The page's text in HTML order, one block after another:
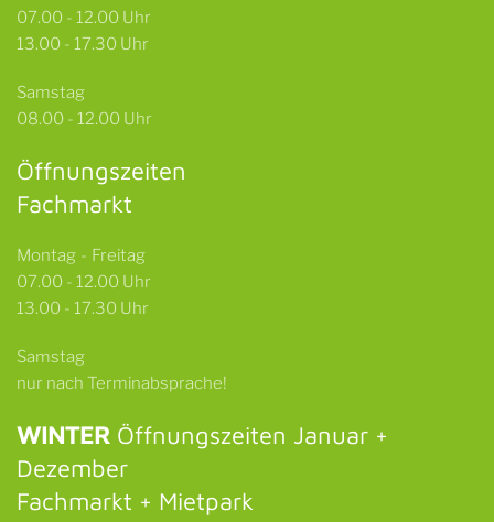
07.00 - 12.00 Uhr
13.00 - 17.30 Uhr
Samstag
08.00 - 12.00 Uhr
Öffnungszeiten
Fachmarkt
Montag - Freitag
07.00 - 12.00 Uhr
13.00 - 17.30 Uhr
Samstag
nur nach Terminabsprache!
WINTER Öffnungszeiten Januar +
Dezember
Fachmarkt + Mietpark